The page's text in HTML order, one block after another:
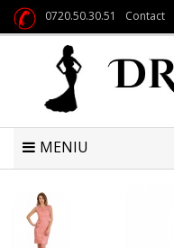
0720.50.30.51 Contact
MENIU